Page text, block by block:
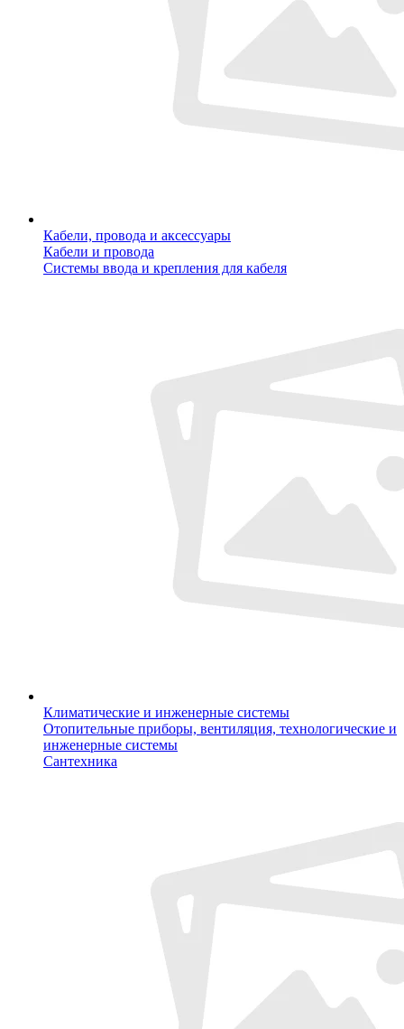
Кабели, провода и аксессуары
Кабели и провода
Системы ввода и крепления для кабеля
Климатические и инженерные системы
Отопительные приборы, вентиляция, технологические и
инженерные системы
Сантехника